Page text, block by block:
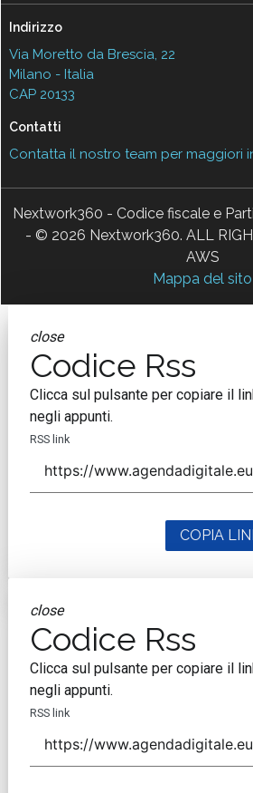
Indirizzo
Via Moretto da Brescia, 22
Milano - Italia
CAP 20133
Contatti
Contatta il nostro team per maggiori
Nextwork360 - Codice fiscale e
- © 2026 Nextwork360. ALL
AWS
Mappa del sito
close
Codice Rss
Clicca sul pulsante per copiare il
negli appunti.
RSS link
COPIA
close
Codice Rss
Clicca sul pulsante per copiare il
negli appunti.
RSS link